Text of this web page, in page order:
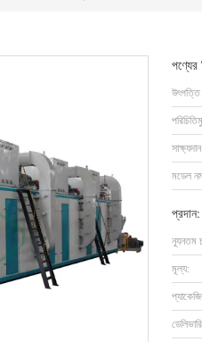
পণ্যের
মডেল
প্রদান:
ন্যূনতম
মূল্য: